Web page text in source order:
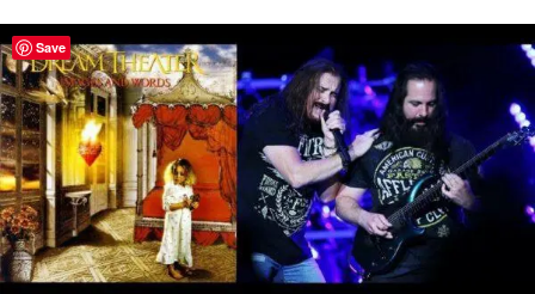
Save